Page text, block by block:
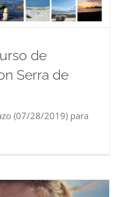
de
Serra de
(07/28/2019) para